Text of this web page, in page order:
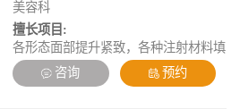
美容科
擅长项目:
各形态面部提升紧致，各种注射材料填
充塑形，面部精细化脂肪移植雕塑多术
式注射联合光电及线性提拉高定面部年
咨询 预约